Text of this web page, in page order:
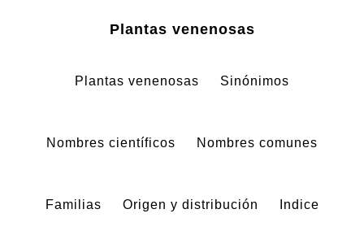
Plantas venenosas
Plantas venenosas Sinónimos
Nombres científicos Nombres comunes
Familias Origen y distribución Indice